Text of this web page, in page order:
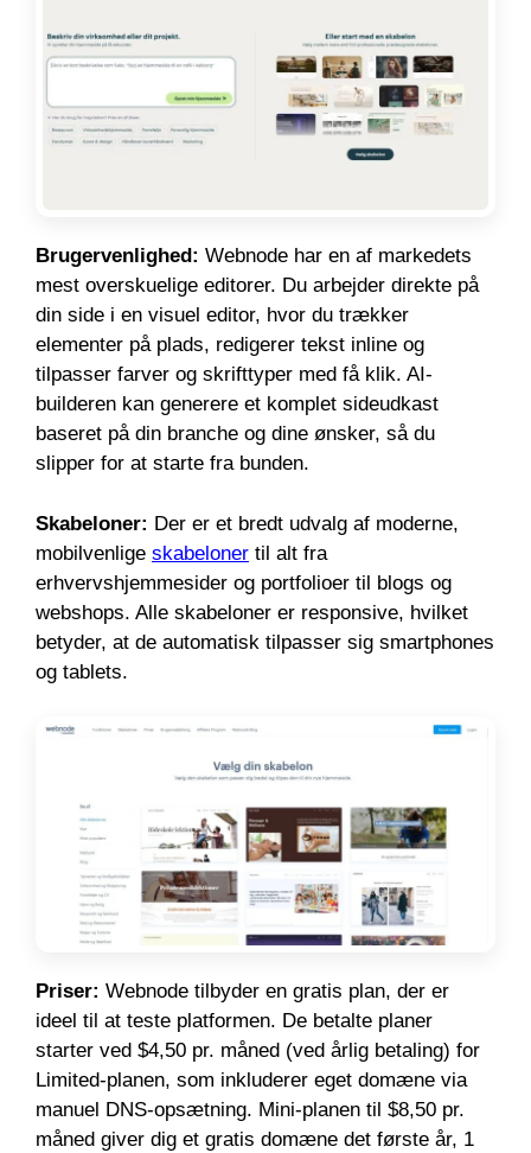
Brugervenlighed: Webnode har en af markedets
mest overskuelige editorer. Du arbejder direkte på
din side i en visuel editor, hvor du trækker
elementer på plads, redigerer tekst inline og
tilpasser farver og skrifttyper med få klik. AI-
builderen kan generere et komplet sideudkast
baseret på din branche og dine ønsker, så du
slipper for at starte fra bunden.
Skabeloner: Der er et bredt udvalg af moderne,
mobilvenlige skabeloner til alt fra
erhvervshjemmesider og portfolioer til blogs og
webshops. Alle skabeloner er responsive, hvilket
betyder, at de automatisk tilpasser sig smartphones
og tablets.
Priser: Webnode tilbyder en gratis plan, der er
ideel til at teste platformen. De betalte planer
starter ved $4,50 pr. måned (ved årlig betaling) for
Limited-planen, som inkluderer eget domæne via
manuel DNS-opsætning. Mini-planen til $8,50 pr.
måned giver dig et gratis domæne det første år, 1